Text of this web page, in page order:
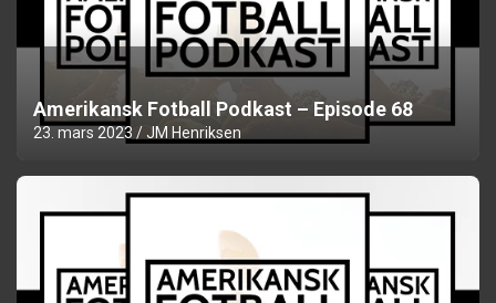
Amerikansk Fotball Podkast – Episode 68
23. mars 2023 JM Henriksen